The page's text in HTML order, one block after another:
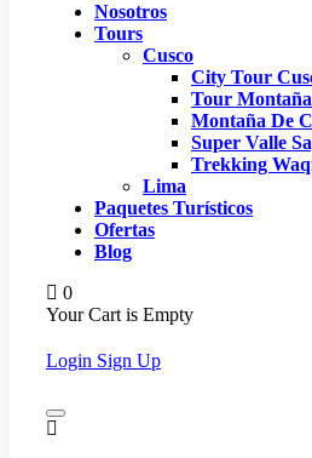
Nosotros
Tours
Cusco
City Tour
Tour Montaña
Montaña De
Super Valle
Trekking
Lima
Paquetes Turísticos
Ofertas
Blog
0
Your Cart is Empty
Login Sign Up